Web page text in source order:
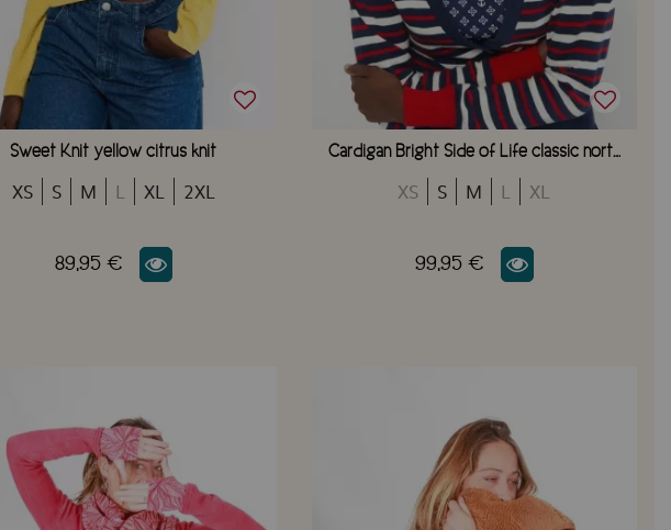
Sweet Knit yellow citrus knit
XS S M L XL 2XL
89,95 €
Cardigan Bright Side of Life classic north sea waves stripe
XS S M L XL
99,95 €